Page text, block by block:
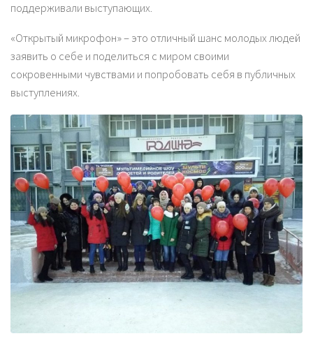
поддерживали выступающих.
«Открытый микрофон» – это отличный шанс молодых людей
заявить о себе и поделиться с миром своими
сокровенными чувствами и попробовать себя в публичных
выступлениях.